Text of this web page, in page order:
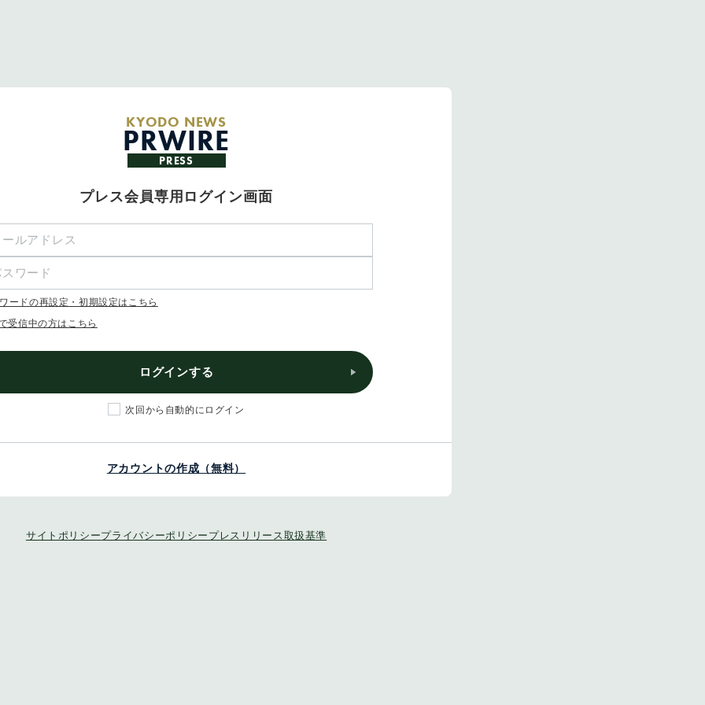
KYODO NEWS
PRWIRE
PRESS
プレス会員専用ログイン画面
ードの再設定・初期設定はこちら
受信中の方はこちら
ログインする
次回から自動的にログイン
アカウントの作成（無料）
サイトポリシープライバシーポリシー プレスリリース取扱基準